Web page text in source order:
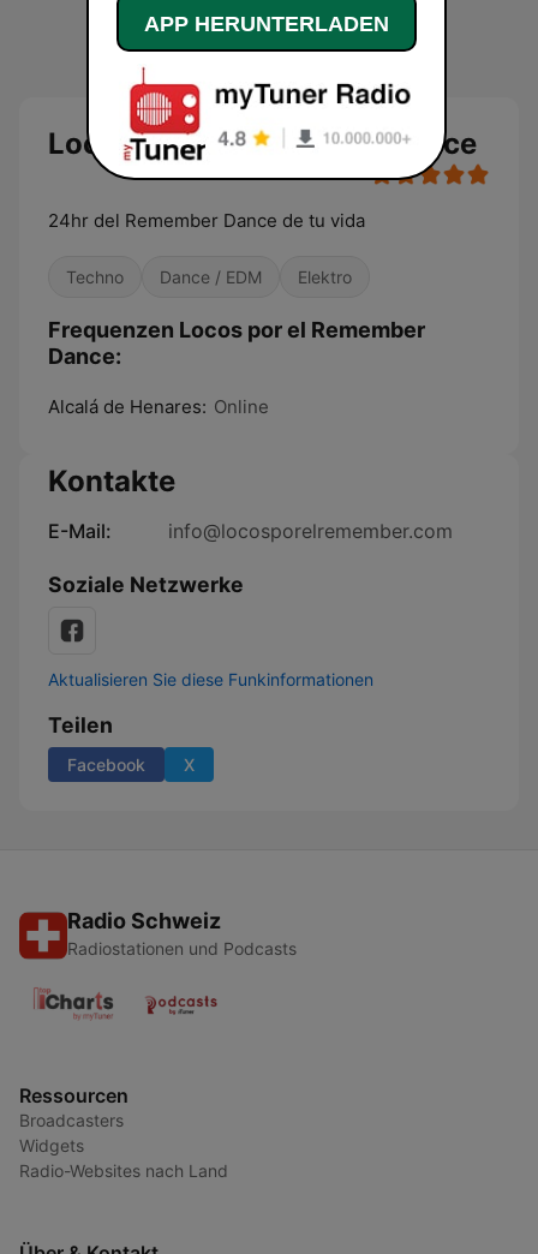
Locos por el Remember Dance
24hr del Remember Dance de tu vida
Techno Dance / EDM Elektro
Frequenzen Locos por el Remember
Dance:
Alcalá de Henares: Online
Kontakte
E-Mail: info@locosporelremember.com
Soziale Netzwerke
Aktualisieren Sie diese Funkinformationen
Teilen
Facebook X
Radio Schweiz
Radiostationen und Podcasts
Ressourcen
Broadcasters
Widgets
Radio-Websites nach Land
APP HERUNTERLADEN